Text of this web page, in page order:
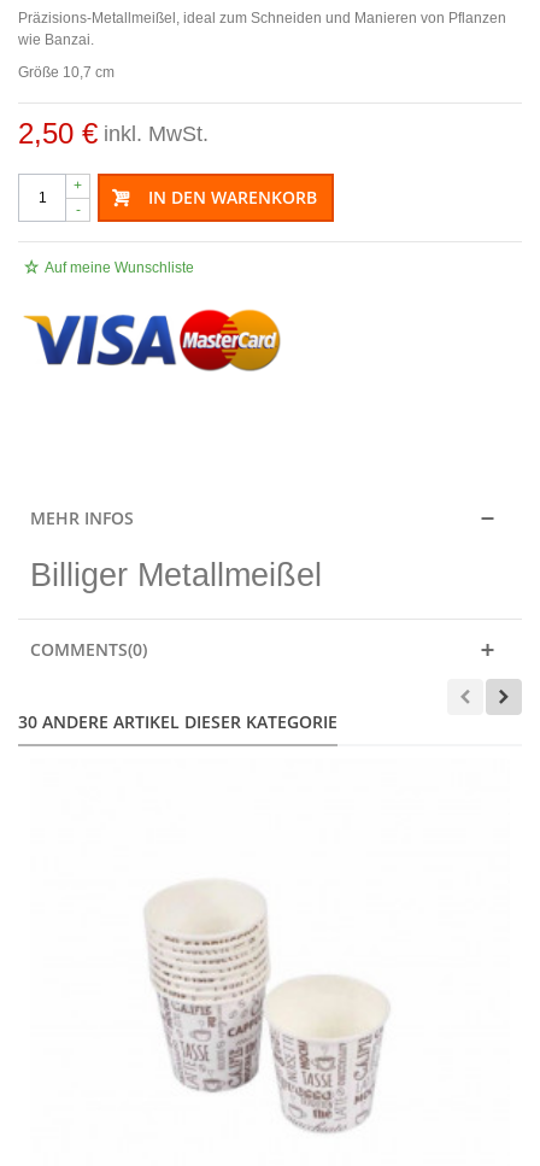
Präzisions-Metallmeißel, ideal zum Schneiden und Manieren von Pflanzen
wie Banzai.
Größe 10,7 cm
2,50 € inkl. MwSt.
-
+ IN DEN WARENKORB
Auf meine Wunschliste
MEHR INFOS
Billiger Metallmeißel
COMMENTS(0)
30 ANDERE ARTIKEL DIESER KATEGORIE